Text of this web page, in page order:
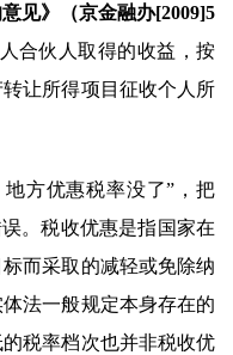
见》（京金融办[2009]5
合伙人取得的收益，按
让所得项目征收个人所
方优惠税率没了”，把
。税收优惠是指国家在
而采取的减轻或免除纳
法一般规定本身存在的
税率档次也并非税收优